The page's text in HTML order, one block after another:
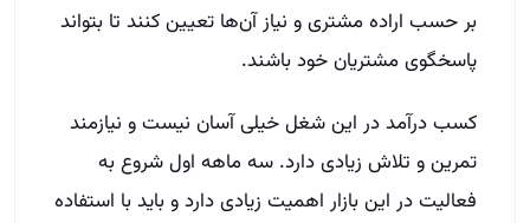
بر حسب اراده مشتری و نیاز آن‌ها تعیین کنند تا بتواند
پاسخگوی مشتریان خود باشند.‌
کسب درآمد در این شغل خیلی آسان نیست و نیازمند
تمرین و تلاش زیادی دارد. سه ماهه اول شروع به
فعالیت در این بازار اهمیت زیادی دارد و باید با استفاده